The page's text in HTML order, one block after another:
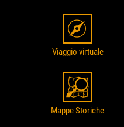
Viaggio virtuale
Mappe Storiche